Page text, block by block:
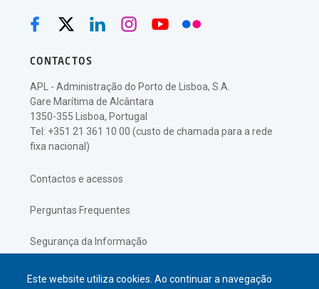
Este website utiliza cookies. Ao continuar a navegação
CONTACTOS
APL - Administração do Porto de Lisboa, S.A.
Gare Marítima de Alcântara
1350-355 Lisboa, Portugal
Tel: +351 21 361 10 00 (custo de chamada para a rede
fixa nacional)
Contactos e acessos
Perguntas Frequentes
Segurança da Informação
Política de Privacidade